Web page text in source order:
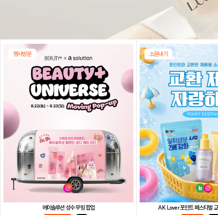
행사방문
에이솔루션 성수 무빙 팝업
소문내기
AK Lover 포인트 페스티벌